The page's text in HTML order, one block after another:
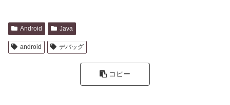
Android Java
android デバッグ
コピー